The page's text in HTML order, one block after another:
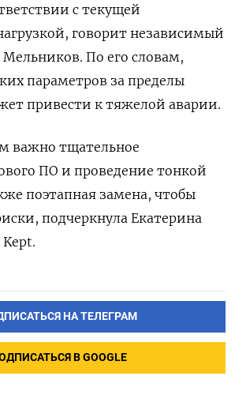
с текущей
говорит независимый
По его словам,
параметров за пределы
привести к тяжелой аварии.
важно тщательное
ПО и проведение тонкой
поэтапная замена, чтобы
подчеркнула Екатерина
НА ТЕЛЕГРАМ
В GOOGLE